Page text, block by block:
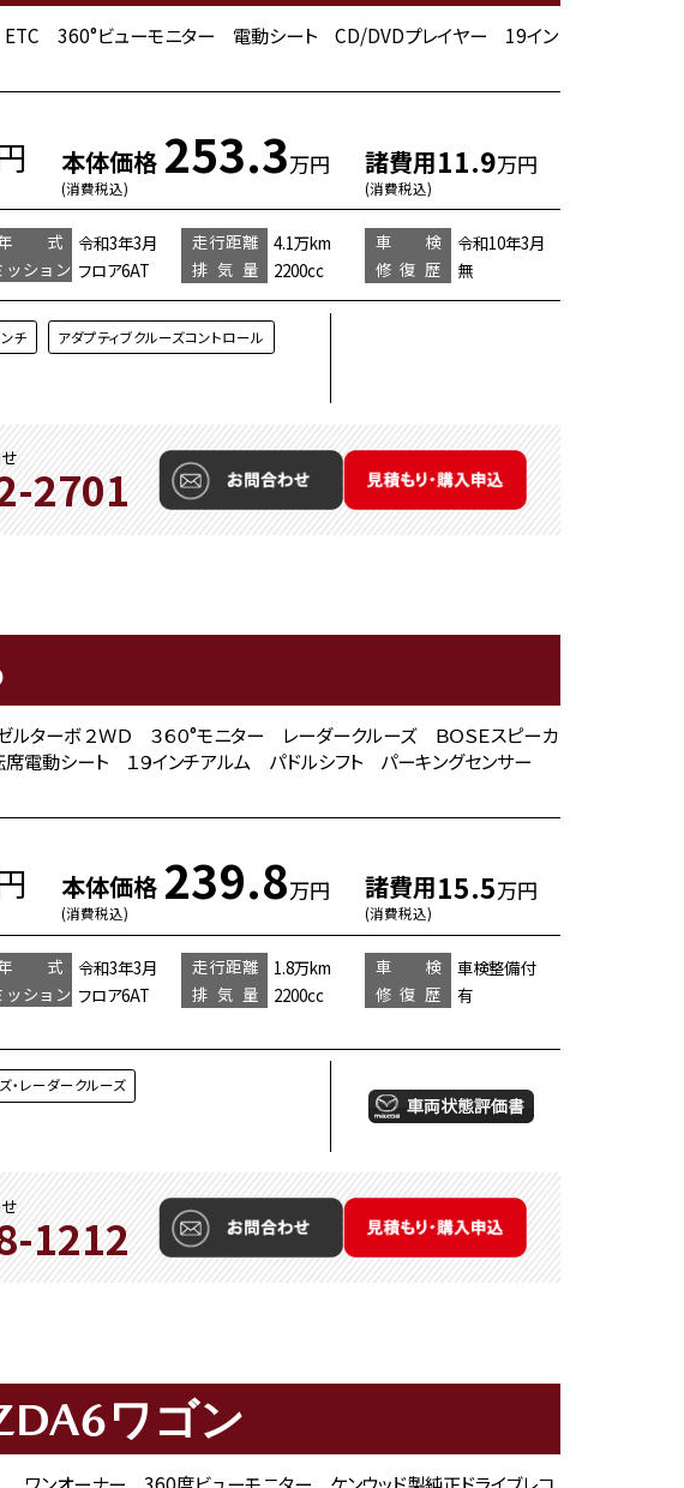
ETC 360°ビューモニター 電動シート CD/DVDプレイヤー 19イン
本体価格
(消費税込)
253.3万円 諸費用
(消費税込)
11.9万円
式 令和3年3月 走行距離 4.1万km 車 検
令和10年3月
ッション フロア6AT 排気量 2200cc 修復歴 無
ンチ アダプティブクルーズコントロール
2701
ゼルターボ ２ＷＤ ３６０°モニター レーダークルーズ ＢＯＳＥスピーカ
動シート １９インチアルム パドルシフト パーキングセンサー
本体価格
(消費税込)
239.8万円 諸費用
(消費税込)
15.5万円
式 令和3年3月 走行距離 1.8万km 車 検
車検整備付
ッション フロア6AT 排気量 2200cc 修復歴 有
・レーダークルーズ
1212
ワゴン